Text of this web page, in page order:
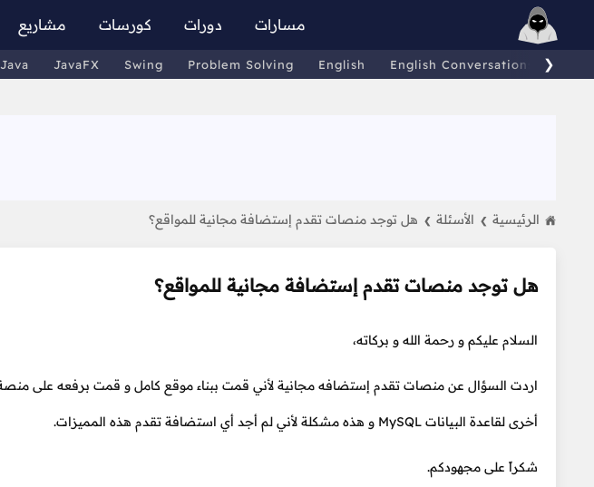
مسارات دورات كورسات مشاريع
Java JavaFX Swing Problem Solving English English Conversations ❯
الرئيسية ❯ الأسئلة ❯ هل توجد منصات تقدم إستضافة مجانية للمواقع؟
هل توجد منصات تقدم إستضافة مجانية للمواقع؟
السلام عليكم و رحمة الله و بركاته،
أخرى لقاعدة البيانات MySQL و هذه مشكلة لأني لم أجد أي استضافة تقدم هذه المميزات.
شكراً على مجهودكم.